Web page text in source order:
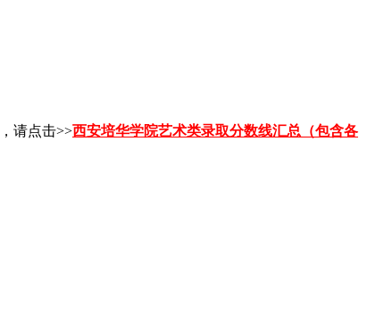
，请点击>>西安培华学院艺术类录取分数线汇总（包含各